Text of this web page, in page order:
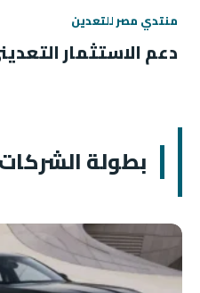
منتدي مصر للتعدين
دعم الاستثمار
بطولة الشركات